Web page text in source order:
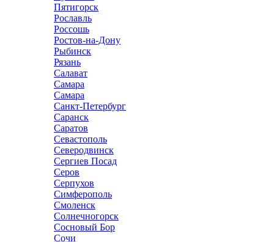
Пятигорск
Рославль
Россошь
Ростов-на-Дону
Рыбинск
Рязань
Салават
Самара
Самара
Санкт-Петербург
Саранск
Саратов
Севастополь
Северодвинск
Сергиев Посад
Серов
Серпухов
Симферополь
Смоленск
Солнечногорск
Сосновый Бор
Сочи